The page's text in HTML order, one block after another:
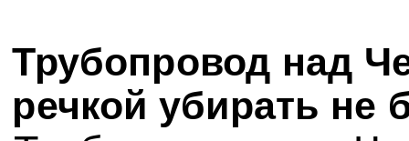
Трубопровод над
речкой убирать не